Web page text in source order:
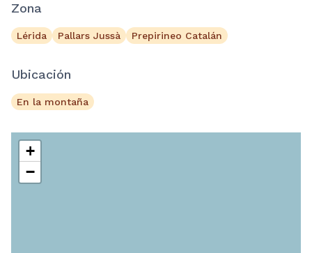
Zona
Lérida Pallars Jussà Prepirineo Catalán
Ubicación
En la montaña
+
−